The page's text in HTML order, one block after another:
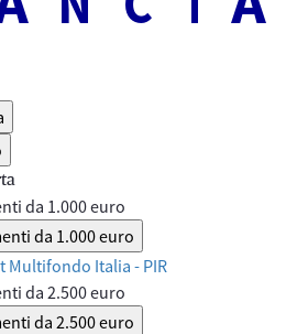
da 1.000 euro
da 1.000 euro
Multifondo Italia - PIR
da 2.500 euro
da 2.500 euro